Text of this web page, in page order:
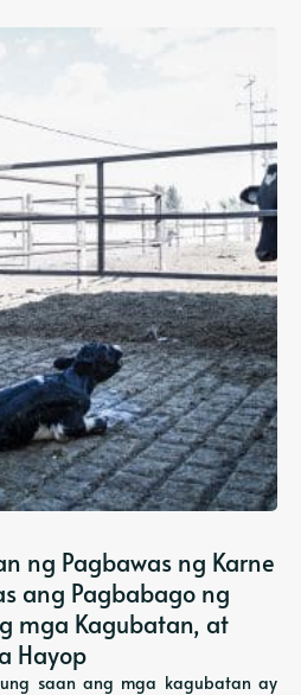
ng Pagbawas ng Karne
ang Pagbabago ng
mga Kagubatan, at
Hayop
saan ang mga kagubatan ay